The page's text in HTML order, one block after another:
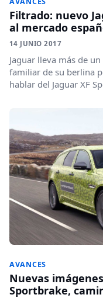
Filtrado: nuevo
al mercado
14 JUNIO 2017
Jaguar lleva más de
familiar de su berlina
hablar del Jaguar XF
AVANCES
Nuevas
Sportbrake,